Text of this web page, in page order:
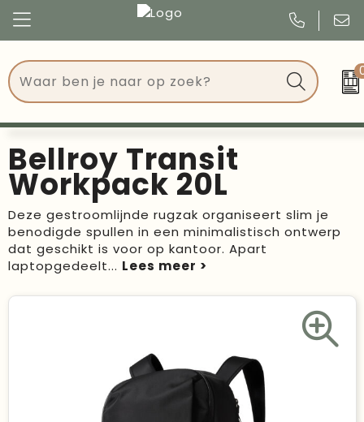
Tassen
Drinkwaren
Events
Give Aways
Duurzame keuzes
Congres
Events
Kerst
Verjaardagen
Voetbal, EK en WK
Bellroy Transit
Workpack 20L
Deze gestroomlijnde rugzak organiseert slim je
benodigde spullen in een minimalistisch ontwerp
dat geschikt is voor op kantoor. Apart
laptopgedeelt...